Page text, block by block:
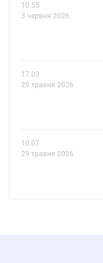
10.55
3 червня 2026
17.03
29 травня 2026
10.07
29 травня 2026